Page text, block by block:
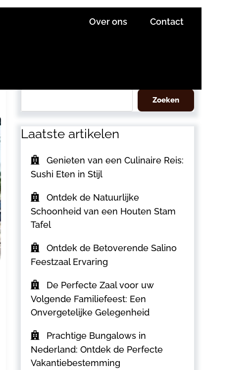
Over ons Contact
Zoeken
Laatste artikelen
Genieten van een Culinaire Reis:
Sushi Eten in Stijl
Ontdek de Natuurlijke
Schoonheid van een Houten Stam
Tafel
Ontdek de Betoverende Salino
Feestzaal Ervaring
De Perfecte Zaal voor uw
Volgende Familiefeest: Een
Onvergetelijke Gelegenheid
Prachtige Bungalows in
Nederland: Ontdek de Perfecte
Vakantiebestemming